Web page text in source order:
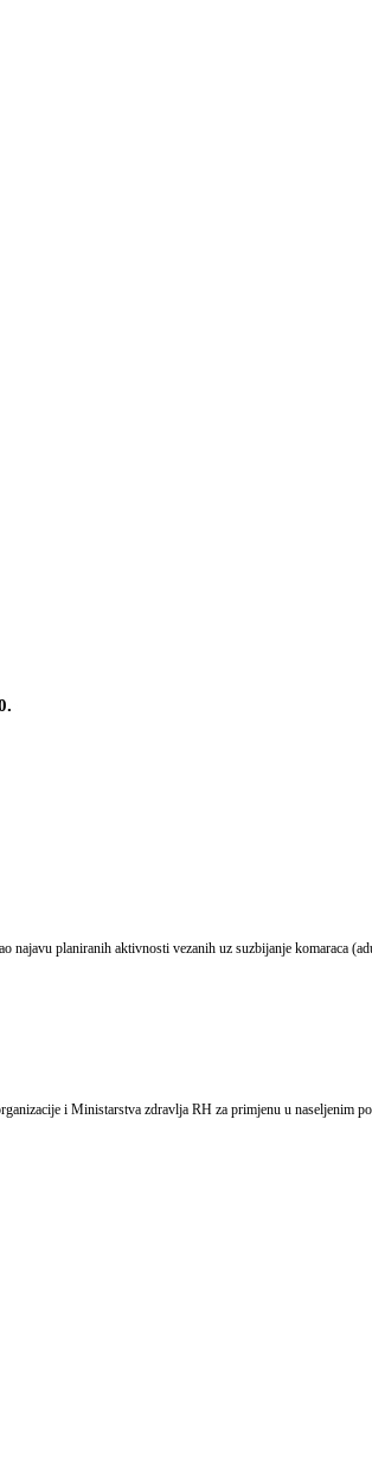
Trg
najavu planiranih aktivnosti vezanih uz suzbijanje komaraca
i Ministarstva zdravlja RH za primjenu u naseljenim